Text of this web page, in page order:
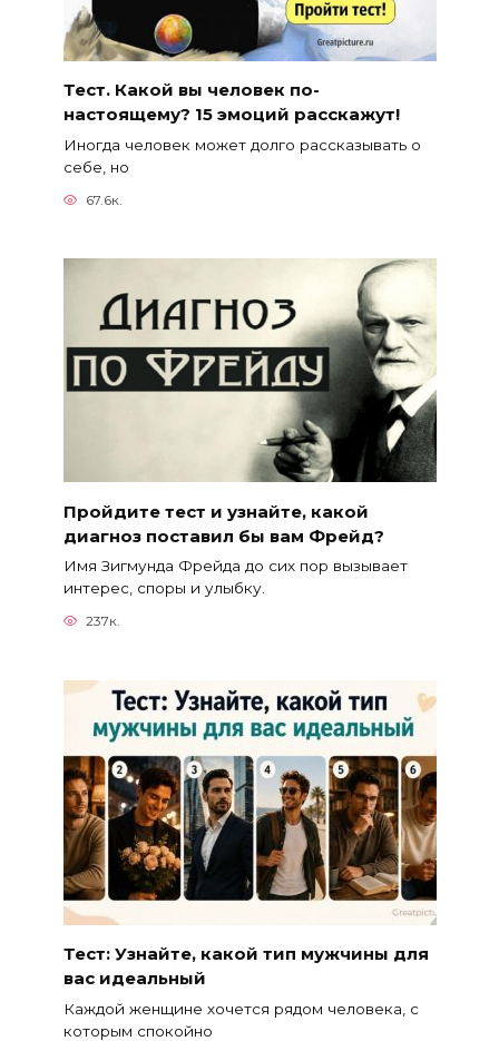
Тест. Какой вы человек по-
настоящему? 15 эмоций расскажут!
Иногда человек может долго рассказывать о
себе, но
67.6к.
Пройдите тест и узнайте, какой
диагноз поставил бы вам Фрейд?
Имя Зигмунда Фрейда до сих пор вызывает
интерес, споры и улыбку.
237к.
Тест: Узнайте, какой тип мужчины для
вас идеальный
Каждой женщине хочется рядом человека, с
которым спокойно